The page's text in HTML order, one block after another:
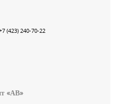
(423) 240-70-22
«АВ»